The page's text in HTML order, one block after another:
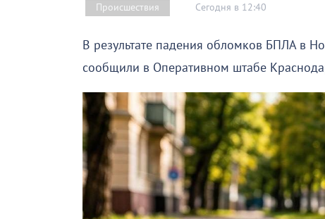
Происшествия Сегодня в 12:40
В результате падения обломков БПЛА в
сообщили в Оперативном штабе